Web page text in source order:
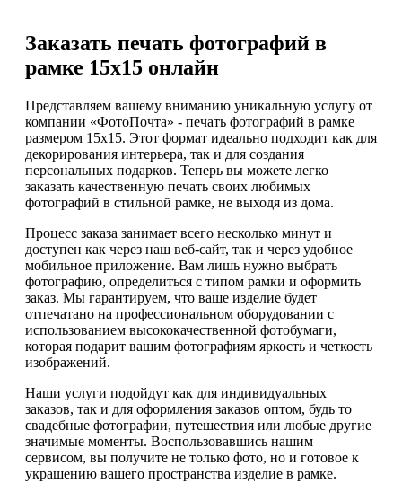
Заказать печать фотографий в
рамке 15х15 онлайн
Представляем вашему вниманию уникальную услугу от
компании «ФотоПочта» - печать фотографий в рамке
размером 15х15. Этот формат идеально подходит как для
декорирования интерьера, так и для создания
персональных подарков. Теперь вы можете легко
заказать качественную печать своих любимых
фотографий в стильной рамке, не выходя из дома.
Процесс заказа занимает всего несколько минут и
доступен как через наш веб-сайт, так и через удобное
мобильное приложение. Вам лишь нужно выбрать
фотографию, определиться с типом рамки и оформить
заказ. Мы гарантируем, что ваше изделие будет
отпечатано на профессиональном оборудовании с
использованием высококачественной фотобумаги,
которая подарит вашим фотографиям яркость и четкость
изображений.
Наши услуги подойдут как для индивидуальных
заказов, так и для оформления заказов оптом, будь то
свадебные фотографии, путешествия или любые другие
значимые моменты. Воспользовавшись нашим
сервисом, вы получите не только фото, но и готовое к
украшению вашего пространства изделие в рамке.